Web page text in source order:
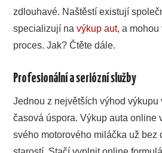
zdlouhavé. Naštěstí existují
specializují navýkup aut, a
proces. Jak? Čtěte dále.
Profesionální a seriózní služby
Jednou z největších výhod
časová úspora. Výkup auta online
svého motorového miláčka už bez